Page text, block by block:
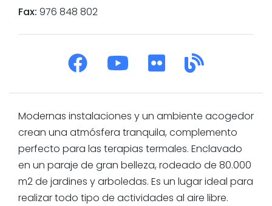
Fax: 976 848 802
Modernas instalaciones y un ambiente acogedor
crean una atmósfera tranquila, complemento
perfecto para las terapias termales. Enclavado
en un paraje de gran belleza, rodeado de 80.000
m2 de jardines y arboledas. Es un lugar ideal para
realizar todo tipo de actividades al aire libre.